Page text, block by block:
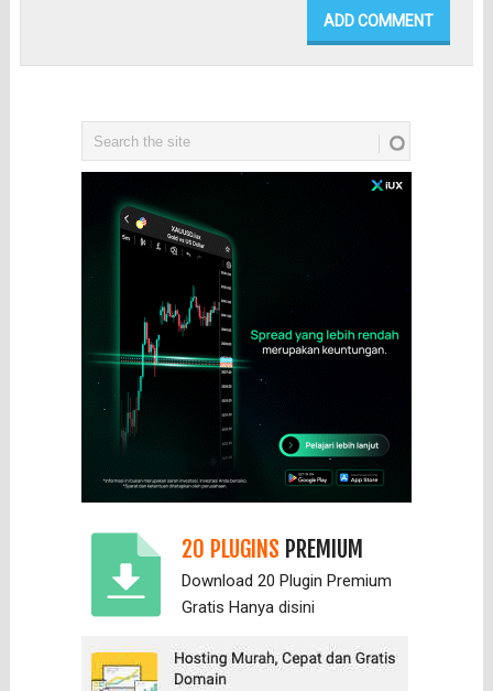
20 PLUGINS PREMIUM
Download 20 Plugin Premium
Gratis Hanya disini